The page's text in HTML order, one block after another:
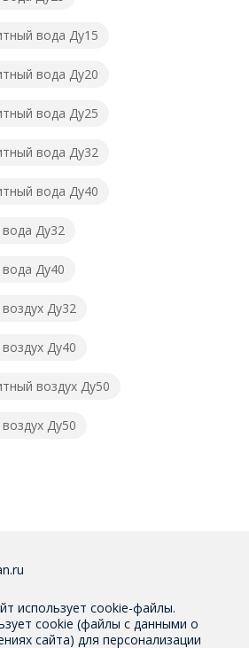
вода Ду15
вода Ду20
вода Ду25
вода Ду32
вода Ду40
Ду32
Ду40
Ду32
Ду40
воздух Ду50
Ду50
использует cookie-файлы.
cookie (файлы с данными о
сайта) для персонализации